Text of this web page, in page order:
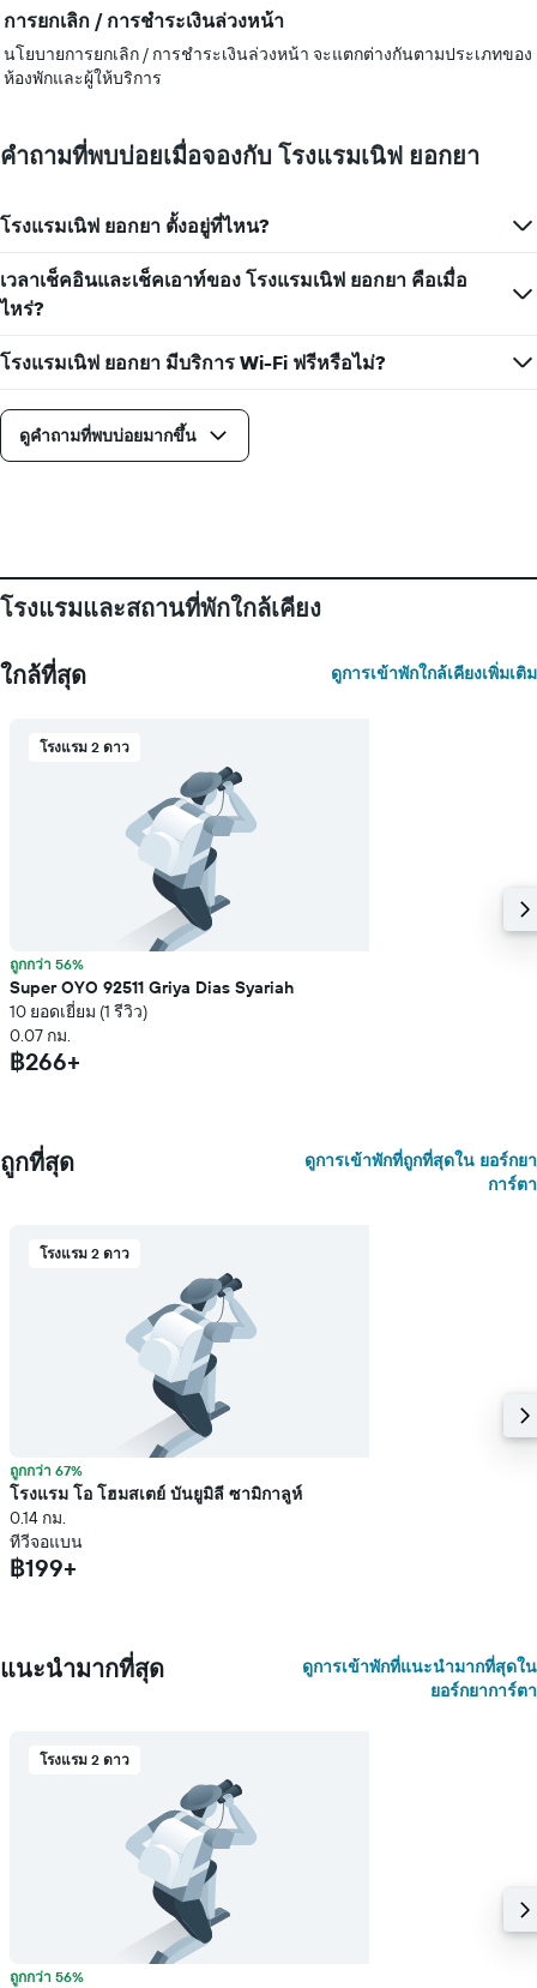
การยกเลิก / การชำระเงินล่วงหน้า
นโยบายการยกเลิก / การชำระเงินล่วงหน้า จะแตกต่างกันตามประเภทของ
ห้องพักและผู้ให้บริการ
คำถามที่พบบ่อยเมื่อจองกับ โรงแรมเนิฟ ยอกยา
โรงแรมเนิฟ ยอกยา ตั้งอยู่ที่ไหน?
เวลาเช็คอินและเช็คเอาท์ของ โรงแรมเนิฟ ยอกยา คือเมื่อ
ไหร่?
โรงแรมเนิฟ ยอกยา มีบริการ Wi-Fi ฟรีหรือไม่?
ดูคำถามที่พบบ่อยมากขึ้น
โรงแรมและสถานที่พักใกล้เคียง
ใกล้ที่สุด ดูการเข้าพักใกล้เคียงเพิ่มเติม
โรงแรม 2 ดาว
ถูกกว่า 56%
Super OYO 92511 Griya Dias Syariah
10 ยอดเยี่ยม (1 รีวิว)
0.07 กม.
฿266+
ถูกที่สุด
ดูการเข้าพักที่ถูกที่สุดใน ยอร์กยา
การ์ตา
โรงแรม 2 ดาว
ถูกกว่า 67%
โรงแรม โอ โฮมสเตย์ บันยูมิลี ซามิกาลูห์
0.14 กม.
ทีวีจอแบน
฿199+
แนะนำมากที่สุด
ดูการเข้าพักที่แนะนำมากที่สุดใน
ยอร์กยาการ์ตา
โรงแรม 2 ดาว
ถูกกว่า 56%